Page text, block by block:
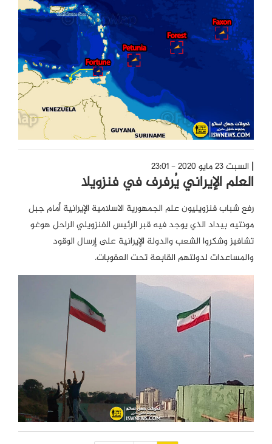
السبت 23 مايو 2020 - 23:01
العلم الإيراني يُرفرف في فنزويلا
رفع شباب فنزويليون علم الجمهورية الاسلامية الإيرانية أمام جبل
مونتيه بيداد الذي يوجد فيه قبر الرئيس الفنزويلي الراحل هوغو
تشافيز وشكروا الشعب والدولة الإيرانية على إرسال الوقود
والمساعدات لدولتهم القابعة تحت العقوبات.